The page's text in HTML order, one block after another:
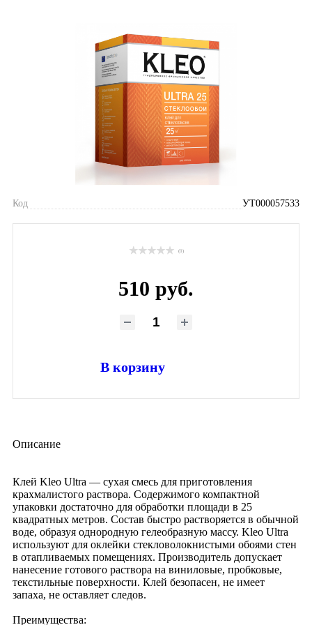
Код УТ000057533
(0)
510 руб.
В корзину
Описание
Клей Kleo Ultra — сухая смесь для приготовления
крахмалистого раствора. Содержимого компактной
упаковки достаточно для обработки площади в 25
квадратных метров. Состав быстро растворяется в обычной
воде, образуя однородную гелеобразную массу. Kleo Ultra
используют для оклейки стекловолокнистыми обоями стен
в отапливаемых помещениях. Производитель допускает
нанесение готового раствора на виниловые, пробковые,
текстильные поверхности. Клей безопасен, не имеет
запаха, не оставляет следов.
Преимущества: